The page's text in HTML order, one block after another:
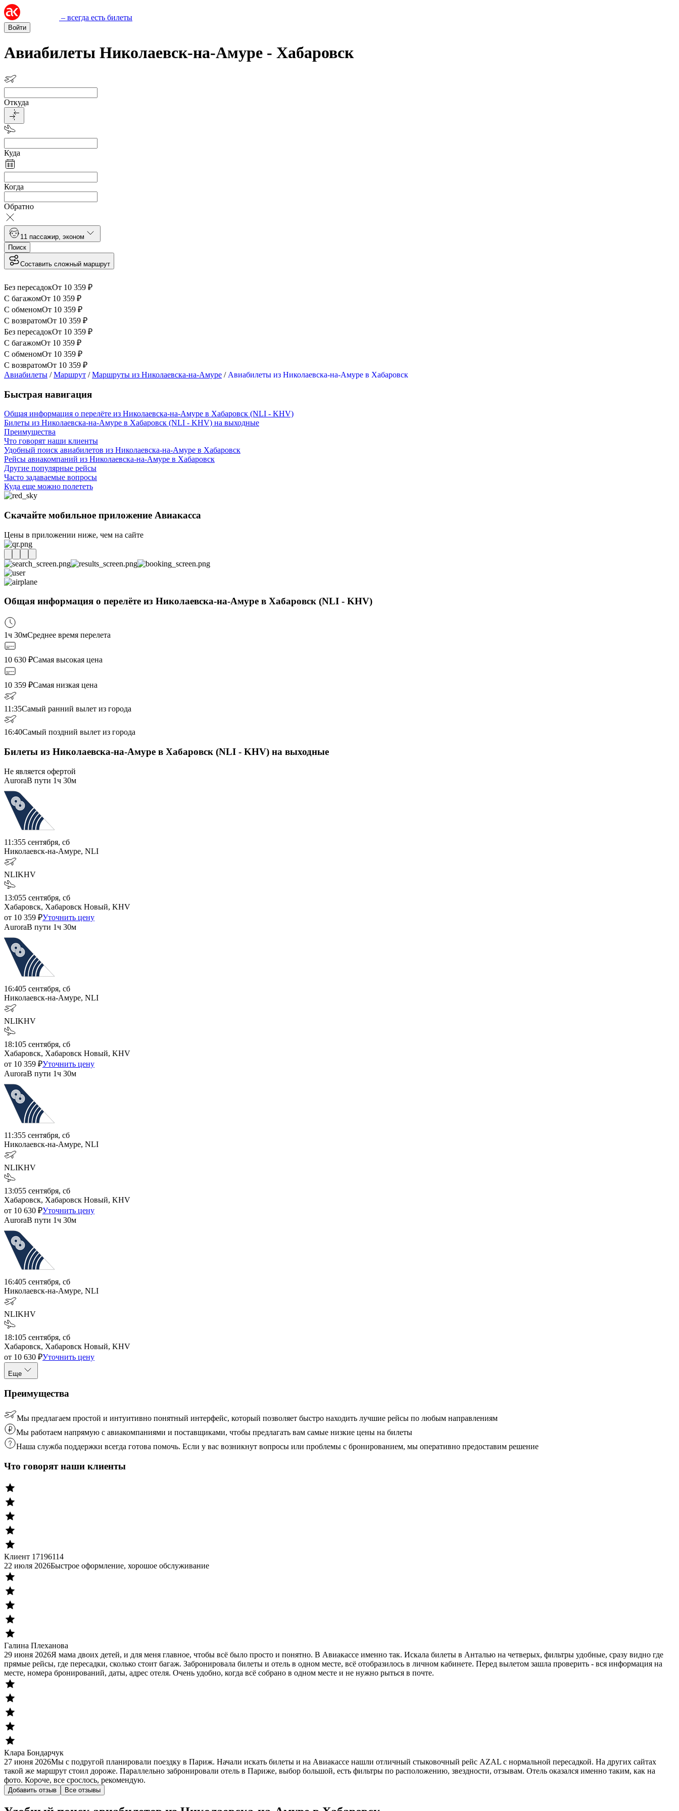
– всегда есть билеты
Войти
Авиабилеты Николаевск-на-Амуре - Хабаровск
Откуда
Куда
Когда
Обратно
1 1 пассажир эконом
Поиск
Составить сложный маршрут
Без пересадокОт 10 359 ₽
С багажомОт 10 359 ₽
С обменомОт 10 359 ₽
С возвратомОт 10 359 ₽
Без пересадокОт 10 359 ₽
С багажомОт 10 359 ₽
С обменомОт 10 359 ₽
С возвратомОт 10 359 ₽
Авиабилеты /Маршрут /Маршруты из Николаевска-на-Амуре / Авиабилеты из Николаевска-на-Амуре в Хабаровск
Быстрая навигация
Общая информация о перелёте из Николаевска-на-Амуре в Хабаровск (NLI - KHV)
Билеты из Николаевска-на-Амуре в Хабаровск (NLI - KHV) на выходные
Преимущества
Что говорят наши клиенты
Удобный поиск авиабилетов из Николаевска-на-Амуре в Хабаровск
Рейсы авиакомпаний из Николаевска-на-Амуре в Хабаровск
Другие популярные рейсы
Часто задаваемые вопросы
Куда еще можно полететь
Скачайте мобильное приложение Авиакасса
Цены в приложении ниже, чем на сайте
Общая информация о перелёте из Николаевска-на-Амуре в Хабаровск (NLI - KHV)
1ч 30мСреднее время перелета
10 630 ₽Самая высокая цена
10 359 ₽Самая низкая цена
11:35Самый ранний вылет из города
16:40Самый поздний вылет из города
Билеты из Николаевска-на-Амуре в Хабаровск (NLI - KHV) на выходные
Не является офертой
AuroraВ пути 1ч 30м
11:355 сентября, сб
Николаевск-на-Амуре, NLI
NLIKHV
13:055 сентября, сб
Хабаровск, Хабаровск Новый, KHV
от 10 359 ₽Уточнить цену
AuroraВ пути 1ч 30м
16:405 сентября, сб
Николаевск-на-Амуре, NLI
NLIKHV
18:105 сентября, сб
Хабаровск, Хабаровск Новый, KHV
от 10 359 ₽Уточнить цену
AuroraВ пути 1ч 30м
11:355 сентября, сб
Николаевск-на-Амуре, NLI
NLIKHV
13:055 сентября, сб
Хабаровск, Хабаровск Новый, KHV
от 10 630 ₽Уточнить цену
AuroraВ пути 1ч 30м
16:405 сентября, сб
Николаевск-на-Амуре, NLI
NLIKHV
18:105 сентября, сб
Хабаровск, Хабаровск Новый, KHV
от 10 630 ₽Уточнить цену
Еще
Преимущества
Мы предлагаем простой и интуитивно понятный интерфейс, который позволяет быстро находить лучшие рейсы по любым направлениям
Мы работаем напрямую с авиакомпаниями и поставщиками, чтобы предлагать вам самые низкие цены на билеты
Наша служба поддержки всегда готова помочь. Если у вас возникнут вопросы или проблемы с бронированием, мы оперативно предоставим решение
Что говорят наши клиенты
Клиент 17196114
22 июля 2026Быстрое оформление, хорошое обслуживание
Галина Плеханова
29 июня 2026Я мама двоих детей, и для меня главное, чтобы всё было просто и понятно. В Авиакассе именно так. Искала билеты в Анталью на четверых, фильтры удобные, сразу видно где
прямые рейсы, где пересадки, сколько стоит багаж. Забронировала билеты и отель в одном месте, всё отобразилось в личном кабинете. Перед вылетом зашла проверить - вся информация на
месте, номера бронирований, даты, адрес отеля. Очень удобно, когда всё собрано в одном месте и не нужно рыться в почте.
Клара Бондарчук
27 июня 2026Мы с подругой планировали поездку в Париж. Начали искать билеты и на Авиакассе нашли отличный стыковочный рейс AZAL с нормальной пересадкой. На других сайтах
такой же маршрут стоил дороже. Параллельно забронировали отель в Париже, выбор большой, есть фильтры по расположению, звездности, отзывам. Отель оказался именно таким, как на
фото. Короче, все срослось, рекомендую.
Добавить отзыв Все отзывы